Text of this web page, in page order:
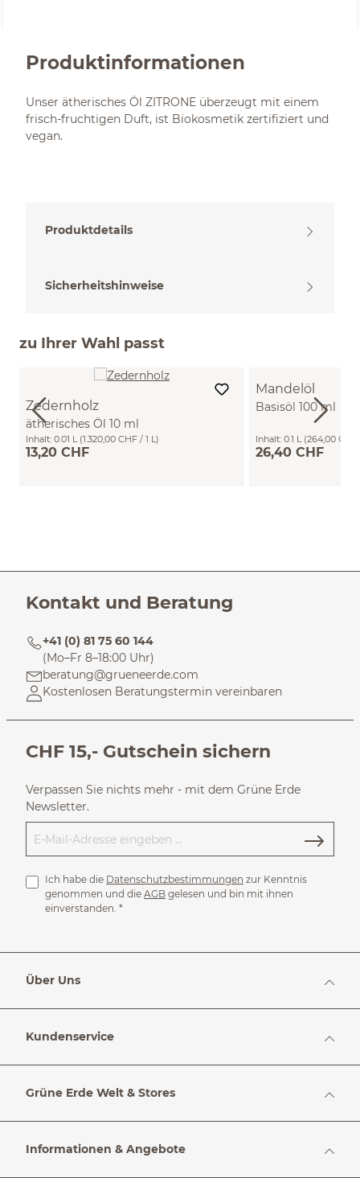
Produktinformationen
Unser ätherisches Öl ZITRONE überzeugt mit einem
frisch-fruchtigen Duft, ist Biokosmetik zertifiziert und
vegan.
Produktdetails
Sicherheitshinweise
zu Ihrer Wahl passt
Zedernholz
ätherisches Öl 10 ml
Inhalt: 0.01 L (1.320,00 CHF / 1 L)
13,20 CHF
Mandelöl
Basisöl 100 ml
Inhalt: 0.1 L (264,00 CHF
26,40 CHF
Kontakt und Beratung
+41 (0) 81 75 60 144
(Mo–Fr 8–18:00 Uhr)
beratung@grueneerde.com
Kostenlosen Beratungstermin vereinbaren
CHF 15,- Gutschein sichern
Verpassen Sie nichts mehr - mit dem Grüne Erde
Newsletter.
Ich habe die Datenschutzbestimmungen zur Kenntnis
genommen und die AGB gelesen und bin mit ihnen
einverstanden. *
Über Uns
Kundenservice
Grüne Erde Welt & Stores
Informationen & Angebote